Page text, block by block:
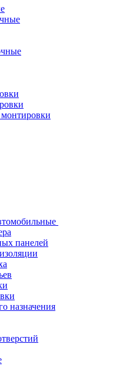
панелей
назначения